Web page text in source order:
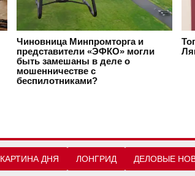
Чиновница Минпромторга и
представители «ЭФКО» могли
быть замешаны в деле о
мошенничестве с
беспилотниками?
КАРТИНА ДНЯ ЛОНГРИД ДЕЛОВЫЕ